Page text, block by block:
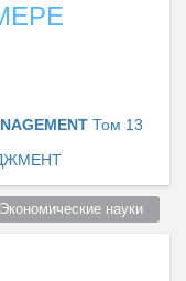
Том 13
науки